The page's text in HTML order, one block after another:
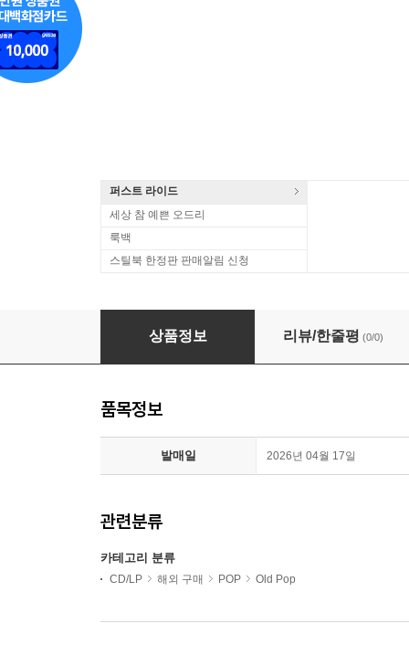
퍼스트 라이드
세상 참 예쁜 오드리
룩백
스틸북 한정판 판매알림 신청
Chuck Berry - St. Louis To Liverpool (180g
상품정보 리뷰/한줄평 (0/0)
품목정보
발매일 2026년 04월 17일
관련분류
카테고리 분류
CD/LP 해외 구매 POP Old Pop